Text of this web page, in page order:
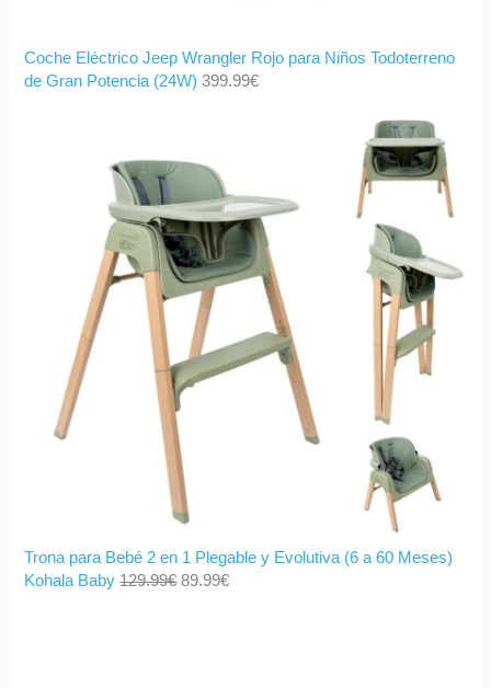
Coche Eléctrico Jeep Wrangler Rojo para Niños Todoterreno
de Gran Potencia (24W) 399.99€
Trona para Bebé 2 en 1 Plegable y Evolutiva (6 a 60 Meses)
Kohala Baby 129.99€ 89.99€